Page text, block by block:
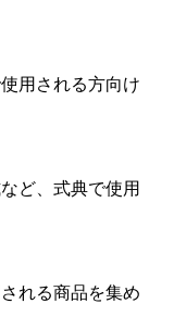
用される方向け
ど、式典で使用
れる商品を集め